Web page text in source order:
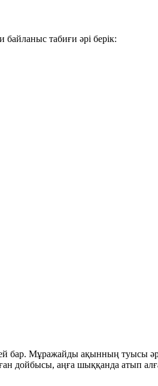
табиғи әрі берік:
Мұражайды ақынның туысы
дойбысы, аңға шыққанда атып